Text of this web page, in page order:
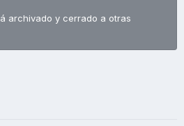
archivado y cerrado a otras